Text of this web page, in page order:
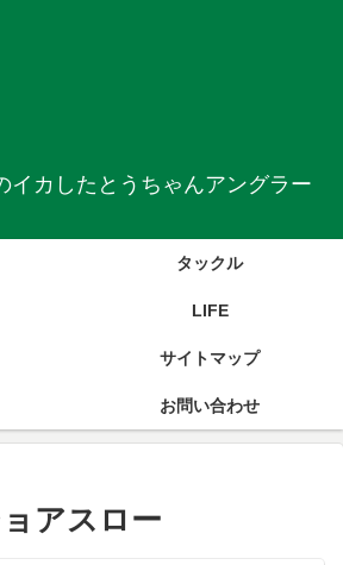
イカしたとうちゃんアングラー
タックル
LIFE
サイトマップ
お問い合わせ
アスロー